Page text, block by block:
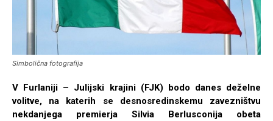
Simbolična fotografija
V Furlaniji – Julijski krajini (FJK) bodo danes deželne
volitve, na katerih se desnosredinskemu zavezništvu
nekdanjega premierja Silvia Berlusconija obeta